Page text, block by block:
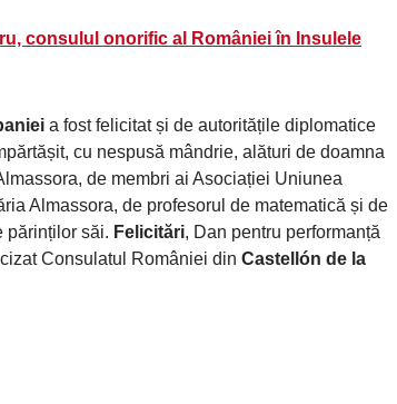
consulul onorific al României în Insulele
a fost felicitat și de autoritățile diplomatice
cu nespusă mândrie, alături de doamna
de membri ai Asociației Uniunea
Almassora, de profesorul de matematică și de
părinților săi. Felicitări, Dan pentru performanță
Consulatul României din Castellón de la